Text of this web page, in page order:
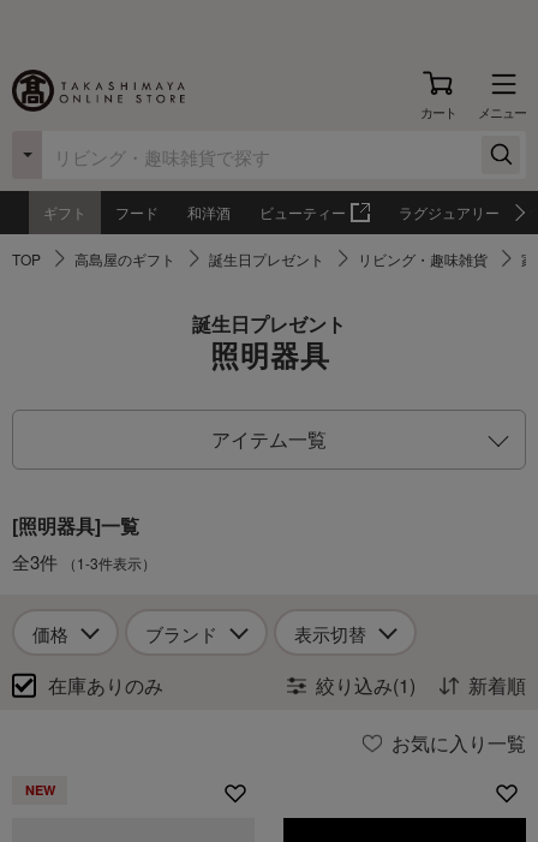
カート メニュー
ギフト フード 和洋酒 ビューティー ラグジュアリー
TOP 高島屋のギフト 誕生日プレゼント リビング・趣味雑貨
誕生日プレゼント
照明器具
アイテム一覧
[照明器具]一覧
全3件 （1-3件表示）
価格 ブランド 表示切替
在庫ありのみ 絞り込み(1) 新着順
お気に入り一覧
NEW